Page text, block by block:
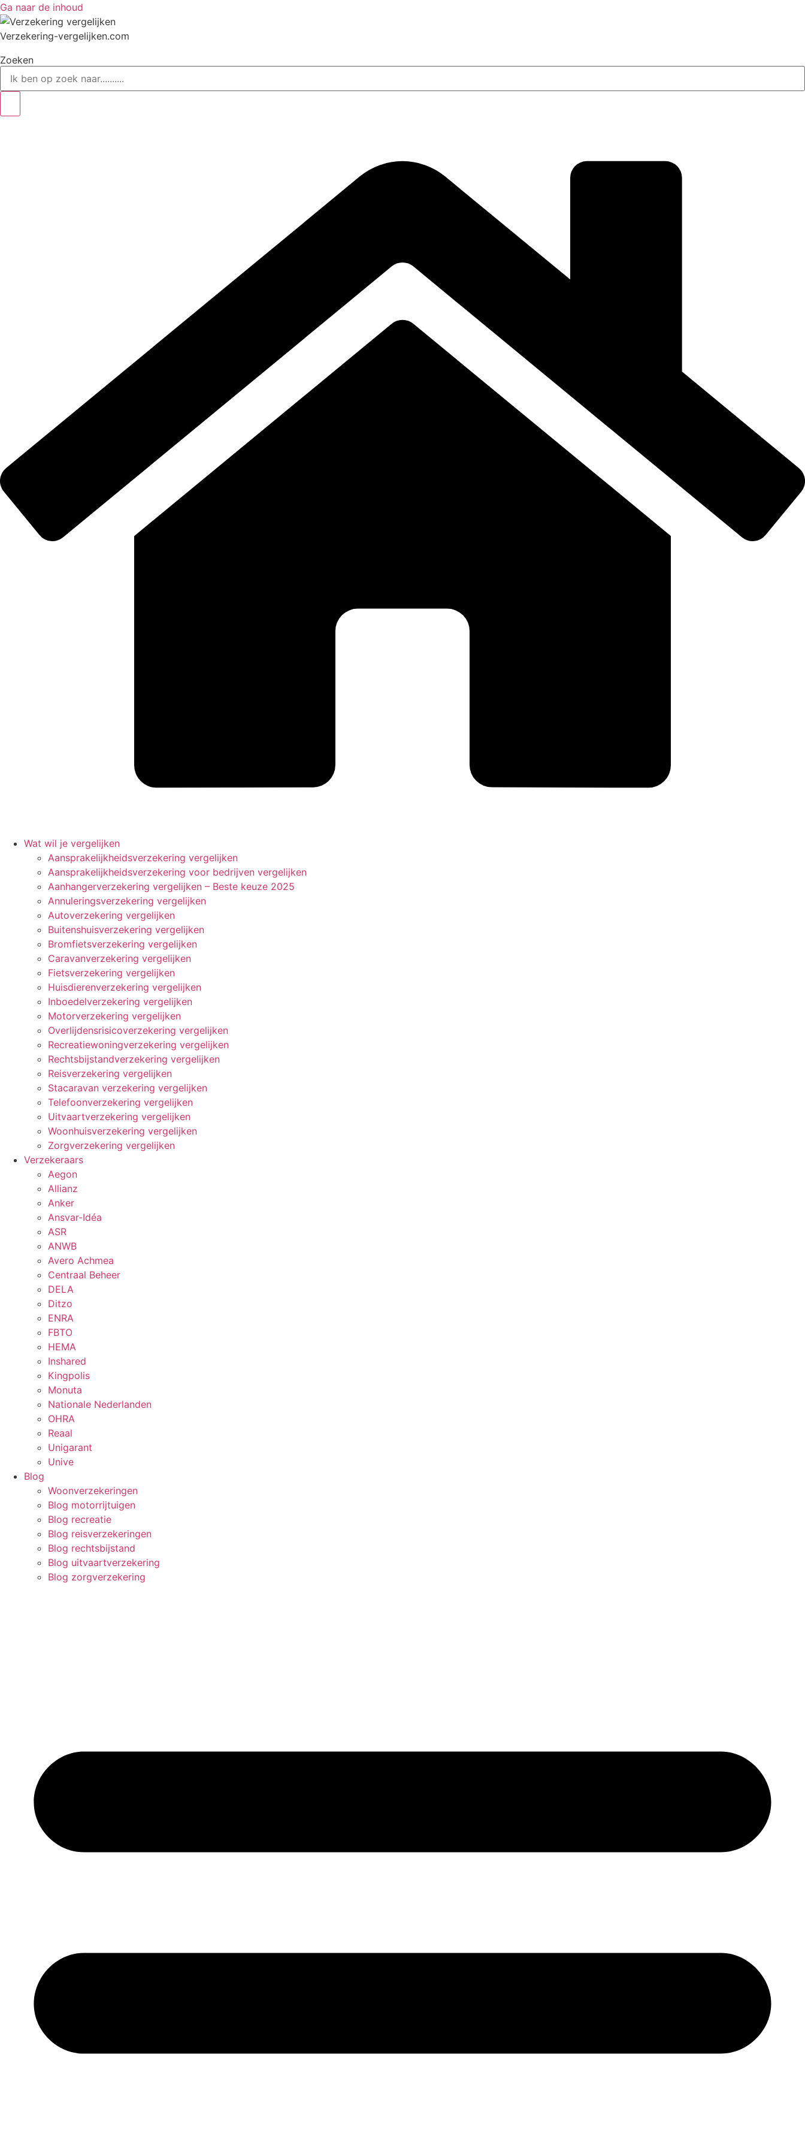
Ga naar de inhoud
Verzekering-vergelijken.com
Zoeken
Wat wil je vergelijken
Aansprakelijkheidsverzekering vergelijken
Aansprakelijkheidsverzekering voor bedrijven vergelijken
Aanhangerverzekering vergelijken – Beste keuze 2025
Annuleringsverzekering vergelijken
Autoverzekering vergelijken
Buitenshuisverzekering vergelijken
Bromfietsverzekering vergelijken
Caravanverzekering vergelijken
Fietsverzekering vergelijken
Huisdierenverzekering vergelijken
Inboedelverzekering vergelijken
Motorverzekering vergelijken
Overlijdensrisicoverzekering vergelijken
Recreatiewoningverzekering vergelijken
Rechtsbijstandverzekering vergelijken
Reisverzekering vergelijken
Stacaravan verzekering vergelijken
Telefoonverzekering vergelijken
Uitvaartverzekering vergelijken
Woonhuisverzekering vergelijken
Zorgverzekering vergelijken
Verzekeraars
Aegon
Allianz
Anker
Ansvar-Idéa
ASR
ANWB
Avero Achmea
Centraal Beheer
DELA
Ditzo
ENRA
FBTO
HEMA
Inshared
Kingpolis
Monuta
Nationale Nederlanden
OHRA
Reaal
Unigarant
Unive
Blog
Woonverzekeringen
Blog motorrijtuigen
Blog recreatie
Blog reisverzekeringen
Blog rechtsbijstand
Blog uitvaartverzekering
Blog zorgverzekering